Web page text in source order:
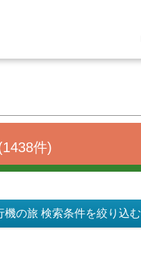
件)
機の旅 検索条件を絞り込む